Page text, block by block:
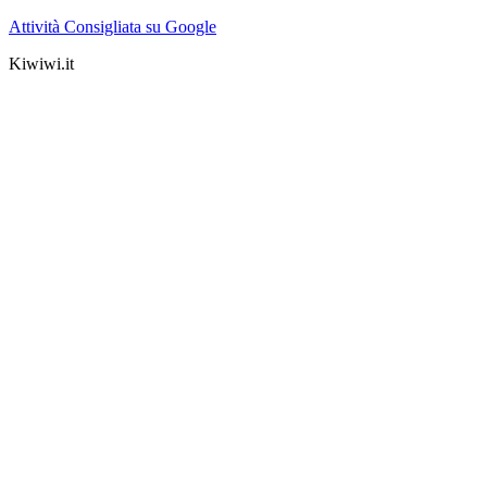
Attività Consigliata su Google
Kiwiwi.it